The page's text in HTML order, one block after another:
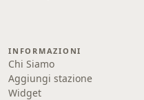
INFORMAZIONI
Chi Siamo
Aggiungi stazione
Widget